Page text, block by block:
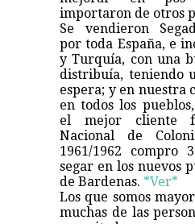
importaron de otros
Se vendieron
por toda España, e
y Turquía, con una
distribuía, teniendo
espera; y en nuestra
en todos los
el mejor cliente
Nacional de
1961/1962 compro
segar en los nuevos
de Bardenas. *Ver*
Los que somos
muchas de las